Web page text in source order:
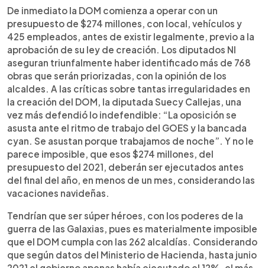
De inmediato la DOM comienza a operar con un
presupuesto de $274 millones, con local, vehículos y
425 empleados, antes de existir legalmente, previo a la
aprobación de su ley de creación. Los diputados NI
aseguran triunfalmente haber identificado más de 768
obras que serán priorizadas, con la opinión de los
alcaldes. A las críticas sobre tantas irregularidades en
la creación del DOM, la diputada Suecy Callejas, una
vez más defendió lo indefendible: “La oposición se
asusta ante el ritmo de trabajo del GOES y la bancada
cyan. Se asustan porque trabajamos de noche”. Y no le
parece imposible, que esos $274 millones, del
presupuesto del 2021, deberán ser ejecutados antes
del final del año, en menos de un mes, considerando las
vacaciones navideñas.
Tendrían que ser súper héroes, con los poderes de la
guerra de las Galaxias, pues es materialmente imposible
que el DOM cumpla con las 262 alcaldías. Considerando
que según datos del Ministerio de Hacienda, hasta junio